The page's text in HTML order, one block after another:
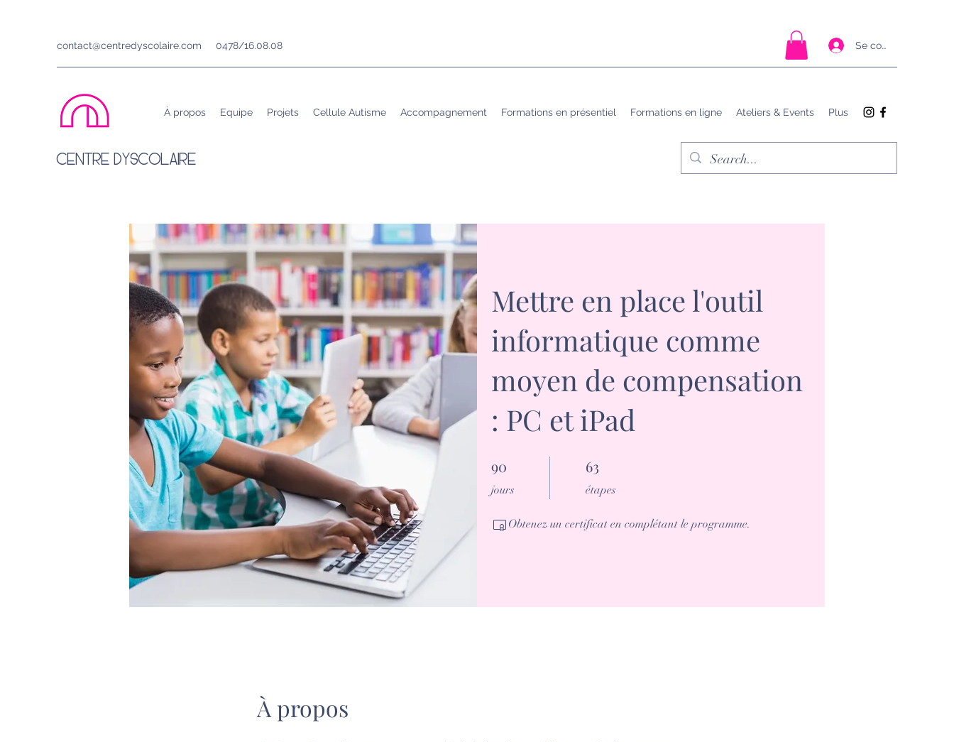
contact@centredyscolaire.com 0478/16.08.08 Se connecter
CENTRE DYSCOLAIRE
À propos Equipe Projets Cellule Autisme Accompagnement Formations en présentiel Formations en ligne Ateliers & Events Plus
Mettre en place l'outil
informatique comme
moyen de compensation
: PC et iPad
90
jours
63
étapes
63 étapes
Obtenez un certificat en complétant le programme.
À propos